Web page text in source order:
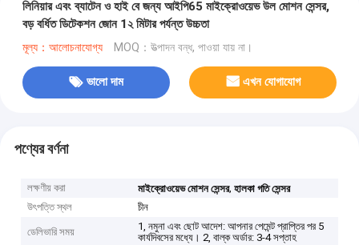
লিনিয়ার এবং ব্যাটেন ও হাই বে জন্য আইপি65 মাইক্রোওয়েভ উল মোশন সেন্সর,
বড় বর্ধিত ডিটেকশন জোন 1২ মিটার পর্যন্ত উচ্চতা
মূল্য：আলোচনাযোগ্য MOQ：উত্পাদন বন্ধ, পাওয়া যায় না।
ভালো দাম এখন যোগাযোগ
পণ্যের বর্ণনা
লক্ষণীয় করা মাইক্রোওয়েভ মোশন সেন্সর,হালকা গতি সেন্সর
উৎপত্তি স্থল
চীন
ডেলিভারি সময়
1, নমুনা এবং ছোট আদেশ: আপনার পেমেন্ট প্রাপ্তির পর 5
কার্যদিবসের মধ্যে। 2, বাল্ক অর্ডার: 3-4 সপ্তাহ